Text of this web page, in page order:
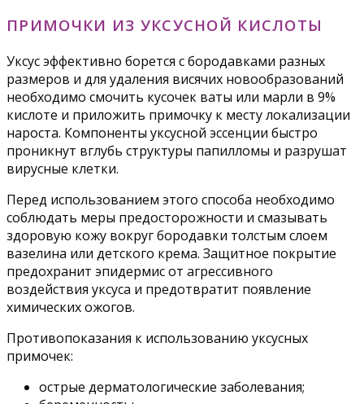
ПРИМОЧКИ ИЗ УКСУСНОЙ КИСЛОТЫ
Уксус эффективно борется с бородавками разных
размеров и для удаления висячих новообразований
необходимо смочить кусочек ваты или марли в 9%
кислоте и приложить примочку к месту локализации
нароста. Компоненты уксусной эссенции быстро
проникнут вглубь структуры папилломы и разрушат
вирусные клетки.
Перед использованием этого способа необходимо
соблюдать меры предосторожности и смазывать
здоровую кожу вокруг бородавки толстым слоем
вазелина или детского крема. Защитное покрытие
предохранит эпидермис от агрессивного
воздействия уксуса и предотвратит появление
химических ожогов.
Противопоказания к использованию уксусных
примочек:
острые дерматологические заболевания;